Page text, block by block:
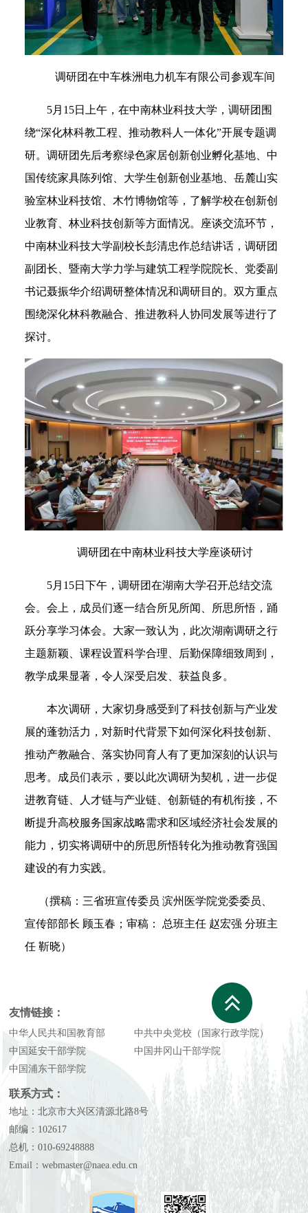
调研团在中车株洲电力机车有限公司参观车间
5月15日上午，在中南林业科技大学，调研团围
绕“深化林科教工程、推动教科人一体化”开展专题调
研。调研团先后考察绿色家居创新创业孵化基地、中
国传统家具陈列馆、大学生创新创业基地、岳麓山实
验室林业科技馆、木竹博物馆等，了解学校在创新创
业教育、林业科技创新等方面情况。座谈交流环节，
中南林业科技大学副校长彭清忠作总结讲话，调研团
副团长、暨南大学力学与建筑工程学院院长、党委副
书记聂振华介绍调研整体情况和调研目的。双方重点
围绕深化林科教融合、推进教科人协同发展等进行了
探讨。
调研团在中南林业科技大学座谈研讨
5月15日下午，调研团在湖南大学召开总结交流
会。会上，成员们逐一结合所见所闻、所思所悟，踊
跃分享学习体会。大家一致认为，此次湖南调研之行
主题新颖、课程设置科学合理、后勤保障细致周到，
教学成果显著，令人深受启发、获益良多。
本次调研，大家切身感受到了科技创新与产业发
展的蓬勃活力，对新时代背景下如何深化科技创新、
推动产教融合、落实协同育人有了更加深刻的认识与
思考。成员们表示，要以此次调研为契机，进一步促
进教育链、人才链与产业链、创新链的有机衔接，不
断提升高校服务国家战略需求和区域经济社会发展的
能力，切实将调研中的所思所悟转化为推动教育强国
建设的有力实践。
（撰稿：三省班宣传委员 滨州医学院党委委员、
宣传部部长 顾玉春；审稿： 总班主任 赵宏强 分班主
任 靳晓）
友情链接：
中华人民共和国教育部
中共中央党校（国家行政学院）
中国延安干部学院
中国井冈山干部学院
中国浦东干部学院
联系方式：
地址：北京市大兴区清源北路8号
邮编：102617
总机：010-69248888
Email：webmaster@naea.edu.cn